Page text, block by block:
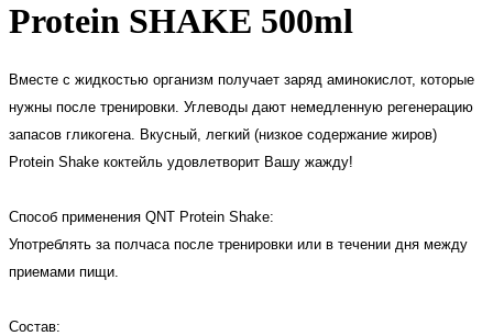
Protein SHAKE 500ml
Вместе с жидкостью организм получает заряд аминокислот, которые
нужны после тренировки. Углеводы дают немедленную регенерацию
запасов гликогена. Вкусный, легкий (низкое содержание жиров)
Protein Shake коктейль удовлетворит Вашу жажду!
Способ применения QNT Protein Shake:
Употреблять за полчаса после тренировки или в течении дня между
приемами пищи.
Состав: